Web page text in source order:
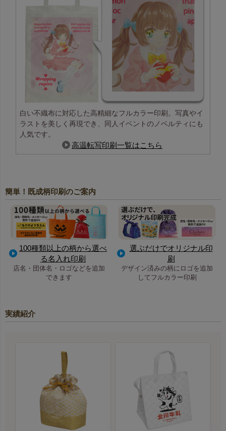
白い不織布に対応した高精細なフルカラー印刷。写真やイ
ラストを美しく再現でき、同人イベントのノベルティにも
人気です。
高温転写印刷一覧はこちら
簡単！既成柄印刷のご案内
100種類以上の柄から選べ
る名入れ印刷
店名・団体名・ロゴなどを追加
できます
選ぶだけでオリジナル印
刷
デザイン済みの柄にロゴを追加
してフルカラー印刷
実績紹介